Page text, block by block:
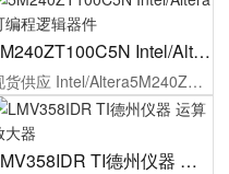
5M240ZT100C5N Intel/Altera 可编程逻辑器件
现货供应 Intel/Altera5M240ZT100C5N可编程逻辑器件，原厂代理商授权，100%原装正品，同时为制造工厂的采购人员/工程师提供报价，选型指导，样品测试，技术支持，配备1对1专属等服务。
LMV358IDR TI德州仪器 运算放大器